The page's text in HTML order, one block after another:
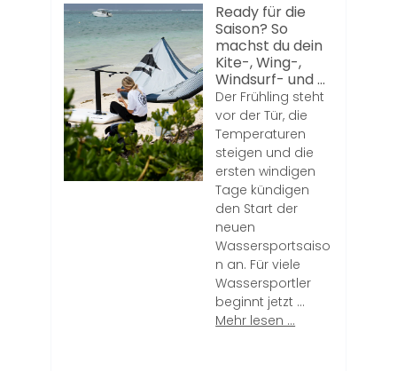
Ready für die
Saison? So
machst du dein
Kite-, Wing-,
Windsurf- und ...
Der Frühling steht
vor der Tür, die
Temperaturen
steigen und die
ersten windigen
Tage kündigen
den Start der
neuen
Wassersportsaiso
n an. Für viele
Wassersportler
beginnt jetzt ...
Mehr lesen ...